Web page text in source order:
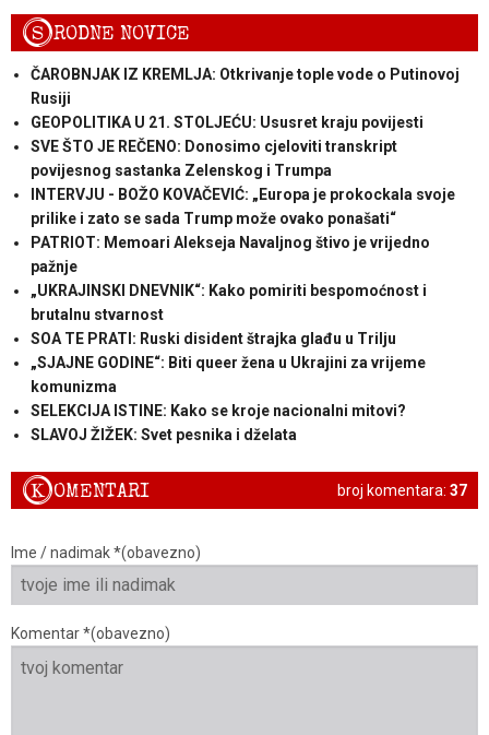
SRODNE NOVICE
ČAROBNJAK IZ KREMLJA: Otkrivanje tople vode o Putinovoj
Rusiji
GEOPOLITIKA U 21. STOLJEĆU: Ususret kraju povijesti
SVE ŠTO JE REČENO: Donosimo cjeloviti transkript
povijesnog sastanka Zelenskog i Trumpa
INTERVJU - BOŽO KOVAČEVIĆ: „Europa je prokockala svoje
prilike i zato se sada Trump može ovako ponašati“
PATRIOT: Memoari Alekseja Navaljnog štivo je vrijedno
pažnje
„UKRAJINSKI DNEVNIK“: Kako pomiriti bespomoćnost i
brutalnu stvarnost
SOA TE PRATI: Ruski disident štrajka glađu u Trilju
„SJAJNE GODINE“: Biti queer žena u Ukrajini za vrijeme
komunizma
SELEKCIJA ISTINE: Kako se kroje nacionalni mitovi?
SLAVOJ ŽIŽEK: Svet pesnika i dželata
broj komentara: 37
KOMENTARI
Ime / nadimak *(obavezno)
Komentar *(obavezno)